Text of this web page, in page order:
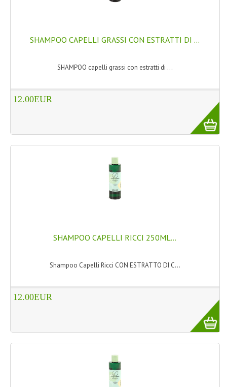
CAPELLI
MONDO MANCINO
PINTEREST
TUMBLR
SHAMPOO CAPELLI GRASSI CON ESTRATTI DI ...
SHAMPOO capelli grassi con estratti di ...
12.00EUR
SHAMPOO CAPELLI RICCI 250ML...
Shampoo Capelli Ricci CON ESTRATTO DI C...
12.00EUR